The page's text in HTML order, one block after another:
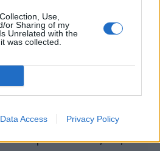
Use,
or Sharing of my
Unrelated with the
was collected.
Data Access Privacy Policy
próbál latte machetével utat
melynek ez alkalommal
Havas Dóra és Kárai
| 36. rész: Ria, Ria,